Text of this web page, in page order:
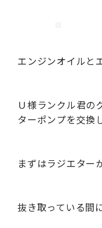
エンジンオイルと
Ｕ様ランクル君の
ターポンプを交換
まずはラジエター
抜き取っている間